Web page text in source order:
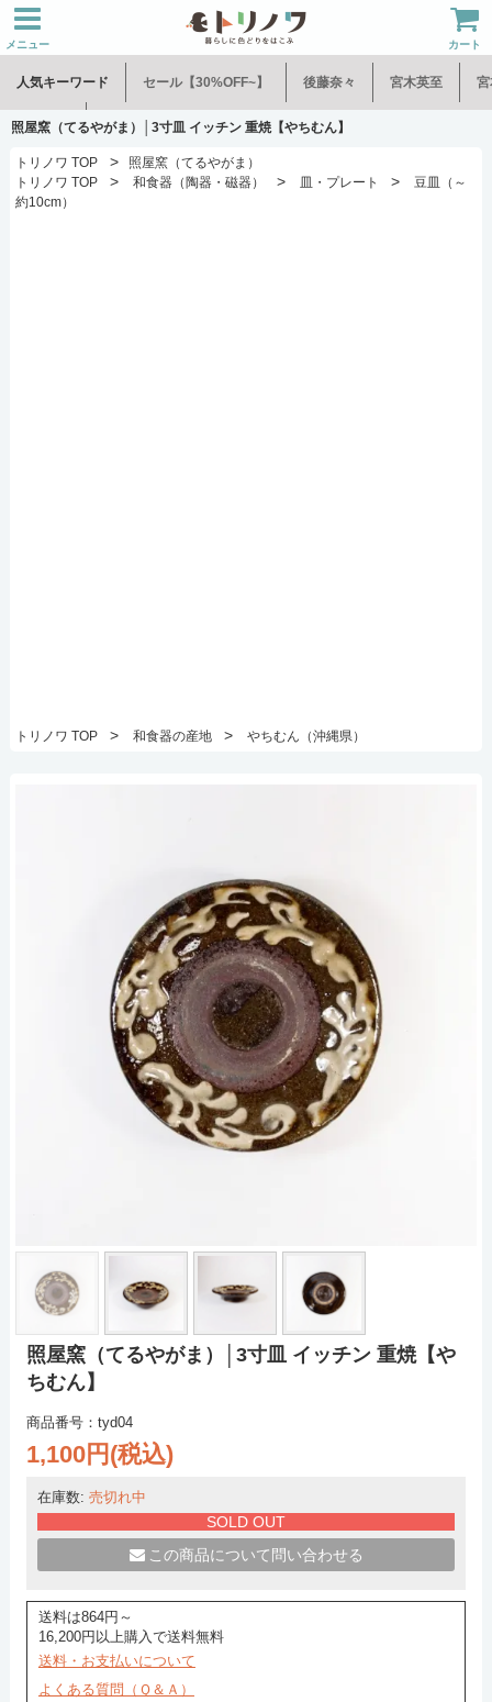
メニュー カート
人気キーワード セール【30%OFF~】 後藤奈々 宮木英至 宮
水谷和音 児玉修治
照屋窯（てるやがま）│3寸皿 イッチン 重焼【やちむん】
トリノワ TOP >
照屋窯（てるやがま）
トリノワ TOP
> 和食器（陶器・磁器） > 皿・プレート >
豆皿（～
約10cm）
トリノワ TOP > 和食器の産地 > やちむん（沖縄県）
照屋窯（てるやがま）│3寸皿 イッチン 重焼【や
ちむん】
商品番号：tyd04
1,100円(税込)
在庫数: 売切れ中
SOLD OUT
この商品について問い合わせる
送料は864円～
16,200円以上購入で送料無料
送料・お支払いについて
よくある質問（Ｑ＆Ａ）